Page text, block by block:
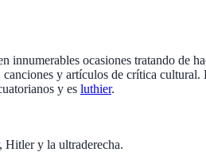
ocasiones tratando de
y artículos de crítica
y es luthier.
Hitler y la ultraderecha.